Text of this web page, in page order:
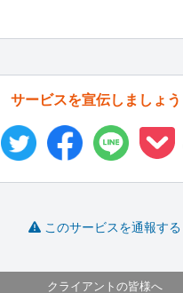
サービスを宣伝しましょう
このサービスを通報する
クライアントの皆様へ